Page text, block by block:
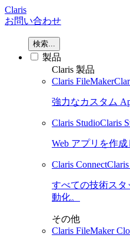
Claris
お問い合わせ
検索...
製品
Claris 製品
Claris FileMaker
強力なカスタム
Claris StudioClaris
Web アプリを作
Claris Connect
すべての技術スタ
動化。
その他
Claris FileMaker